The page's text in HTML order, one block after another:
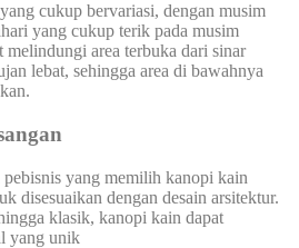
cukup bervariasi, dengan musim
yang cukup terik pada musim
melindungi area terbuka dari sinar
lebat, sehingga area di bawahnya
yang memilih kanopi kain
disesuaikan dengan desain arsitektur.
klasik, kanopi kain dapat
yang unik